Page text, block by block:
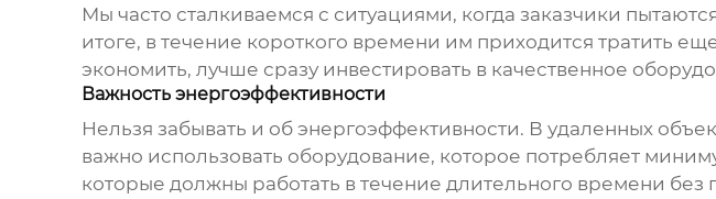
Мы часто сталкиваемся с ситуациями, когда заказчики
итоге, в течение короткого времени им приходится тратить
экономить, лучше сразу инвестировать в качественное
Важность энергоэффективности
Нельзя забывать и об энергоэффективности. В удаленных
важно использовать оборудование, которое потребляет
которые должны работать в течение длительного времени